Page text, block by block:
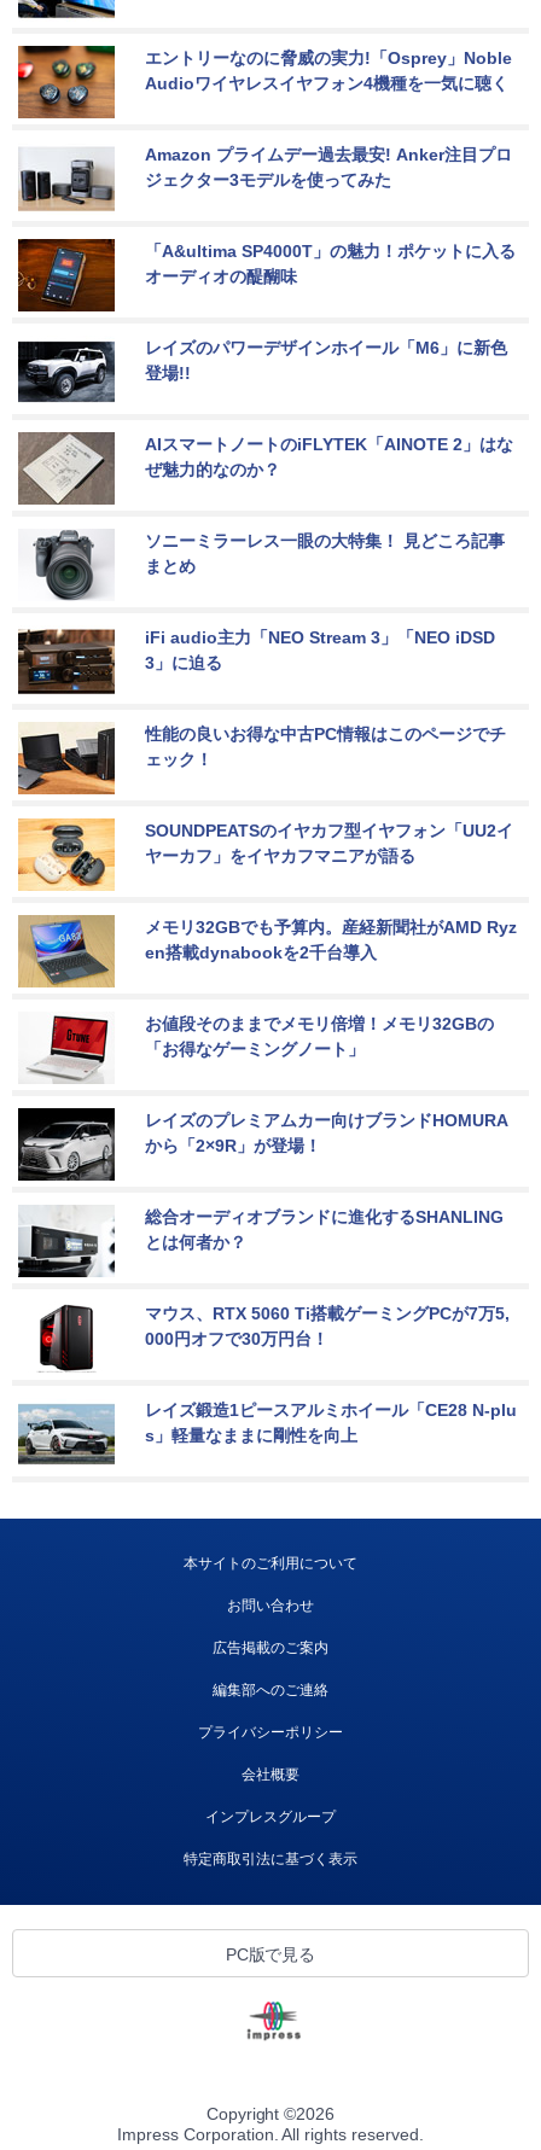
エントリーなのに脅威の実力!「Osprey」Noble
Audioワイヤレスイヤフォン4機種を一気に聴く
Amazon プライムデー過去最安! Anker注目プロ
ジェクター3モデルを使ってみた
「A&ultima SP4000T」の魅力！ポケットに入る
オーディオの醍醐味
レイズのパワーデザインホイール「M6」に新色
登場!!
AIスマートノートのiFLYTEK「AINOTE 2」はな
ぜ魅力的なのか？
ソニーミラーレス一眼の大特集！ 見どころ記事
まとめ
iFi audio主力「NEO Stream 3」「NEO iDSD
3」に迫る
性能の良いお得な中古PC情報はこのページでチ
ェック！
SOUNDPEATSのイヤカフ型イヤフォン「UU2イ
ヤーカフ」をイヤカフマニアが語る
メモリ32GBでも予算内。産経新聞社がAMD Ryz
en搭載dynabookを2千台導入
お値段そのままでメモリ倍増！メモリ32GBの
「お得なゲーミングノート」
レイズのプレミアムカー向けブランドHOMURA
から「2×9R」が登場！
総合オーディオブランドに進化するSHANLING
とは何者か？
マウス、RTX 5060 Ti搭載ゲーミングPCが7万5,
000円オフで30万円台！
レイズ鍛造1ピースアルミホイール「CE28 N-plu
s」軽量なままに剛性を向上
本サイトのご利用について
お問い合わせ
広告掲載のご案内
編集部へのご連絡
プライバシーポリシー
会社概要
インプレスグループ
特定商取引法に基づく表示
PC版で見る
Copyright ©2026
Impress Corporation. All rights reserved.